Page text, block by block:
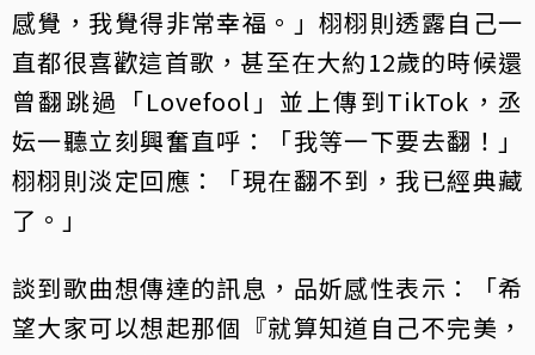
感覺，我覺得非常幸福。」栩栩則透露自己一
直都很喜歡這首歌，甚至在大約12歲的時候還
曾翻跳過「Lovefool」並上傳到TikTok，丞
妘一聽立刻興奮直呼：「我等一下要去翻！」
栩栩則淡定回應：「現在翻不到，我已經典藏
了。」
談到歌曲想傳達的訊息，品妡感性表示：「希
望大家可以想起那個『就算知道自己不完美，